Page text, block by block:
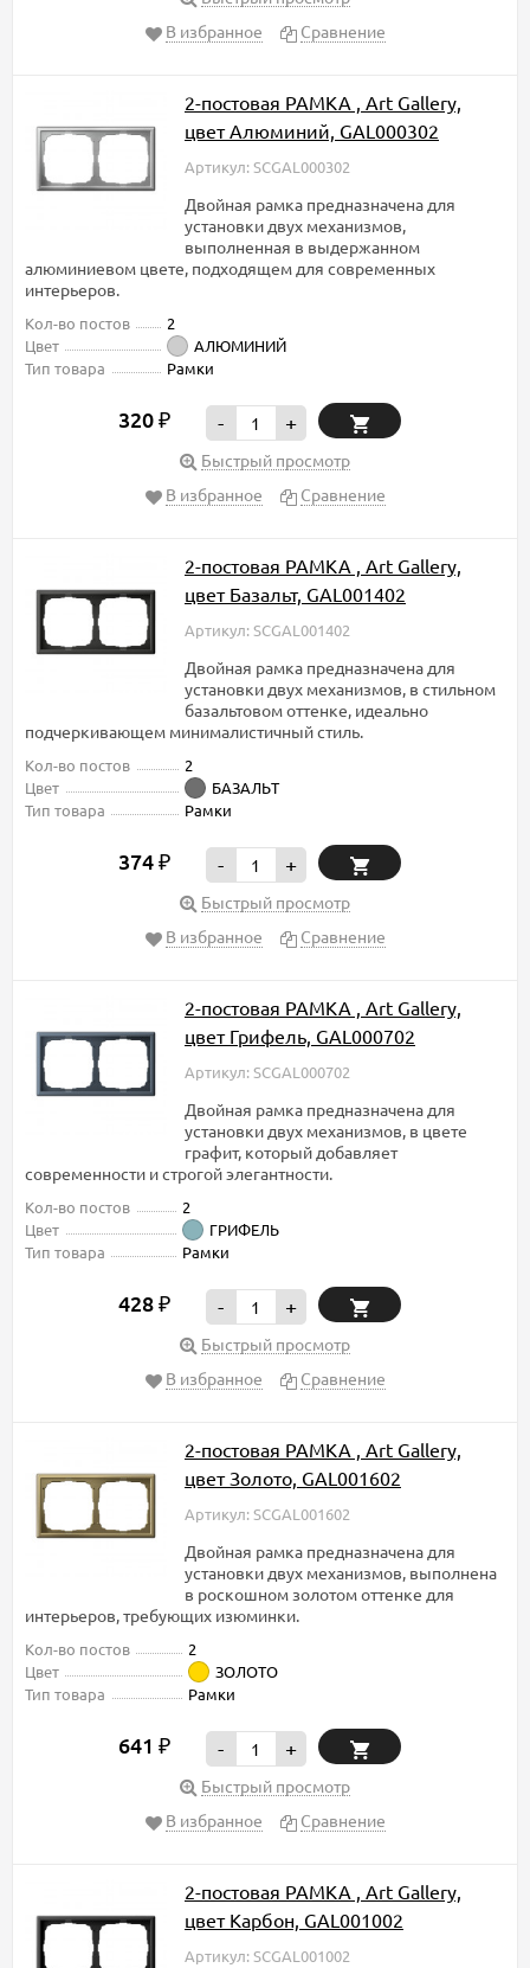
В избранное
Сравнение
2-постовая РАМКА , Art Gallery,
цвет Алюминий, GAL000302
Артикул: SCGAL000302
Двойная рамка предназначена для
установки двух механизмов,
выполненная в выдержанном
алюминиевом цвете, подходящем для современных
интерьеров.
Кол-во постов
2
Цвет
АЛЮМИНИЙ
Тип товара
Рамки
320 ₽ - +
Быстрый просмотр
В избранное
Сравнение
2-постовая РАМКА , Art Gallery,
цвет Базальт, GAL001402
Артикул: SCGAL001402
Двойная рамка предназначена для
установки двух механизмов, в стильном
базальтовом оттенке, идеально
подчеркивающем минималистичный стиль.
Кол-во постов
2
Цвет
БАЗАЛЬТ
Тип товара
Рамки
374 ₽ - +
Быстрый просмотр
В избранное
Сравнение
2-постовая РАМКА , Art Gallery,
цвет Грифель, GAL000702
Артикул: SCGAL000702
Двойная рамка предназначена для
установки двух механизмов, в цвете
графит, который добавляет
современности и строгой элегантности.
Кол-во постов
2
Цвет
ГРИФЕЛЬ
Тип товара
Рамки
428 ₽ - +
Быстрый просмотр
В избранное
Сравнение
2-постовая РАМКА , Art Gallery,
цвет Золото, GAL001602
Артикул: SCGAL001602
Двойная рамка предназначена для
установки двух механизмов, выполнена
в роскошном золотом оттенке для
интерьеров, требующих изюминки.
Кол-во постов
2
Цвет
ЗОЛОТО
Тип товара
Рамки
641 ₽ - +
Быстрый просмотр
В избранное
Сравнение
2-постовая РАМКА , Art Gallery,
цвет Карбон, GAL001002
Артикул: SCGAL001002